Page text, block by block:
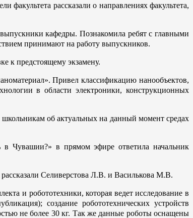
рассказали о направлениях факультета,
кафедры. Познакомила ребят с главными
принимают на работу выпускников.
к предстоящему экзамену.
Привел классификацию нанообъектов,
в области электроники, конструкционных
школьникам об актуальных на данный момент средах
в Чувашии?» в прямом эфире ответила начальник
Селиверстова Л.В. и Василькова М.В.
и робототехники, которая ведет исследование в
создание робототехнических устройств
не более 30 кг. Так же данные роботы оснащены